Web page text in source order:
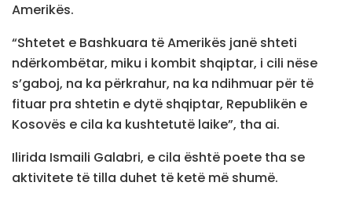
Amerikës.
“Shtetet e Bashkuara të Amerikës janë shteti
ndërkombëtar, miku i kombit shqiptar, i cili nëse
s’gaboj, na ka përkrahur, na ka ndihmuar për të
fituar pra shtetin e dytë shqiptar, Republikën e
Kosovës e cila ka kushtetutë laike”, tha ai.
Ilirida Ismaili Galabri, e cila është poete tha se
aktivitete të tilla duhet të ketë më shumë.